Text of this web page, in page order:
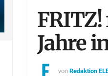
Jahre
vonRedaktion